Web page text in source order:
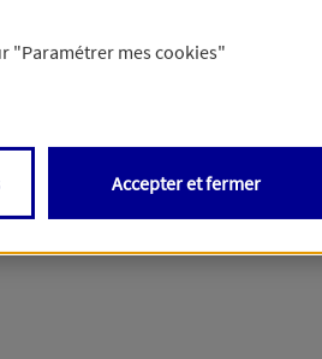
"Paramétrer mes cookies"
Accepter et fermer